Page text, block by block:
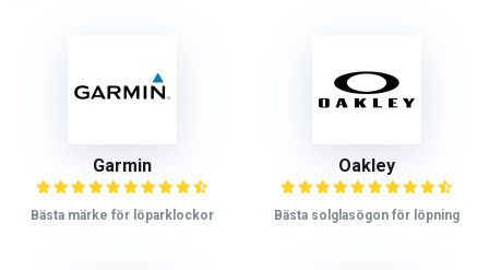
Garmin
Bästa märke för löparklockor
Oakley
Bästa solglasögon för löpning